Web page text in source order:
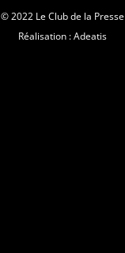
© 2022 Le Club de la Presse
Réalisation : Adeatis